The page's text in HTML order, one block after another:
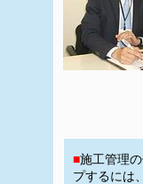
■施工管理
プするには